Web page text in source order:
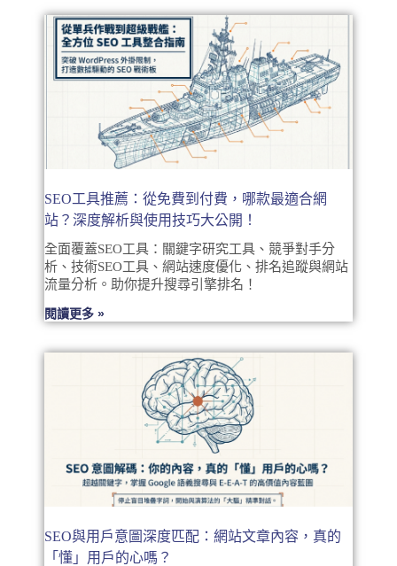
SEO工具推薦：從免費到付費，哪款最適合網
站？深度解析與使用技巧大公開！
全面覆蓋SEO工具：關鍵字研究工具、競爭對手分
析、技術SEO工具、網站速度優化、排名追蹤與網站
流量分析。助你提升搜尋引擎排名！
閱讀更多 »
SEO與用戶意圖深度匹配：網站文章內容，真的
「懂」用戶的心嗎？